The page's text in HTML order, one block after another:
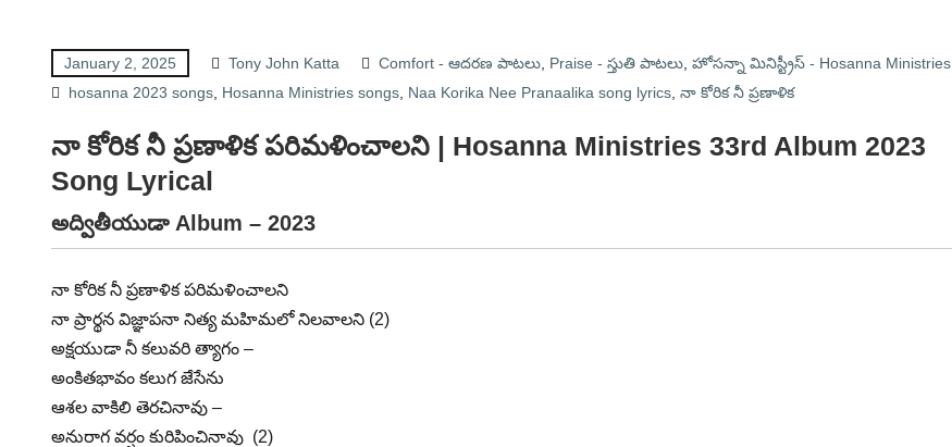
January 2, 2025 Tony John Katta Comfort - ఆదరణ పాటలు Praise - స్తుతి పాటలు హోసన్నా మినిస్ట్రీస్ - Hosanna Ministries
hosanna 2023 songs Hosanna Ministries songs Naa Korika Nee Pranaalika song lyrics నా కోరిక నీ ప్రణాళిక
నా కోరిక నీ ప్రణాళిక పరిమళించాలని | Hosanna Ministries 33rd Album 2023
Song Lyrical
అద్వితీయుడా Album – 2023
నా కోరిక నీ ప్రణాళిక పరిమళించాలని
నా ప్రార్థన విజ్ఞాపనా నిత్య మహిమలో నిలవాలని (2)
అక్షయుడా నీ కలువరి త్యాగం –
అంకితభావం కలుగ జేసేను
ఆశల వాకిలి తెరచినావు –
అనురాగ వర్షం కురిపించినావు (2)